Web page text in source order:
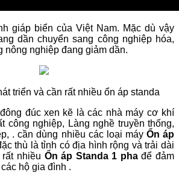
giáp biển của Việt Nam. Mặc dù vậy
dần chuyển sang công nghiệp hóa,
nông nghiệp đang giảm dần.
triển và cần rất nhiều ổn áp standa
đúc xen kẽ là các nhà máy cơ khí
công nghiệp, Làng nghề truyền thống,
. cần dùng nhiều các loại máy Ổn áp
thù là tỉnh có địa hình rộng và trải dài
rất nhiều Ổn áp Standa 1 phađể đảm
hộ gia đình .